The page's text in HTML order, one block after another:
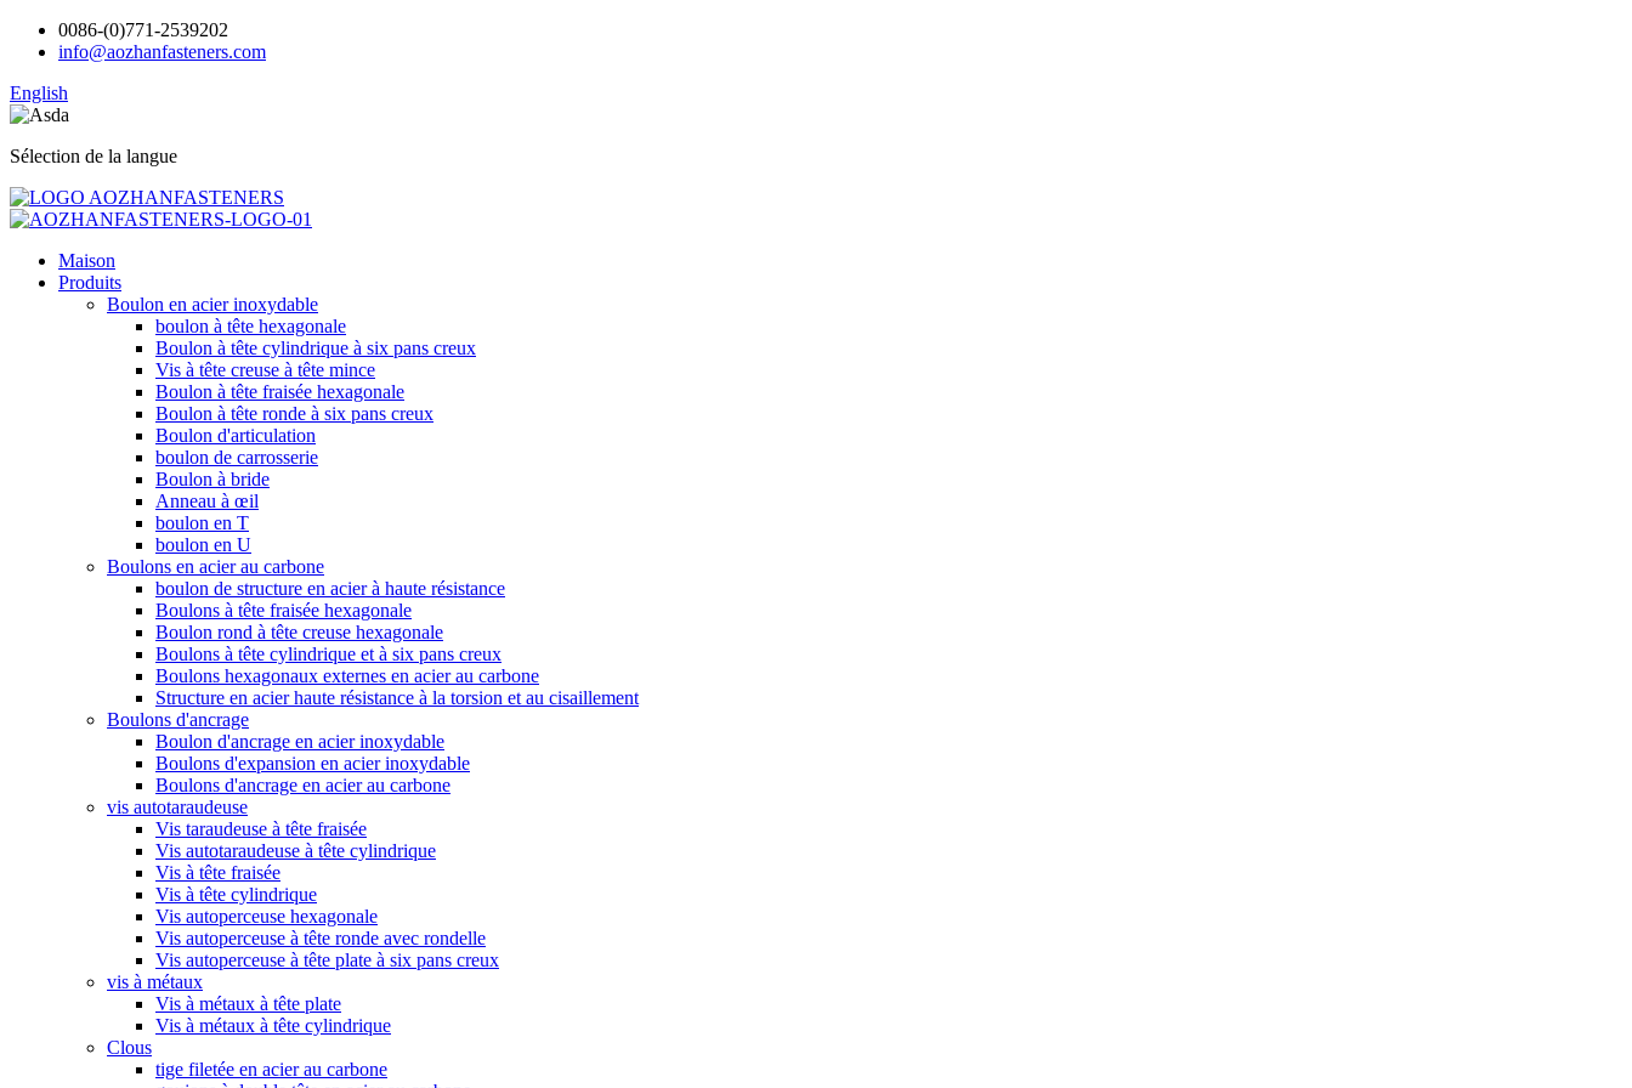
0086-(0)771-2539202
info@aozhanfasteners.com
English
Sélection de la langue
Maison
Produits
Boulon en acier inoxydable
boulon à tête hexagonale
Boulon à tête cylindrique à six pans creux
Vis à tête creuse à tête mince
Boulon à tête fraisée hexagonale
Boulon à tête ronde à six pans creux
Boulon d'articulation
boulon de carrosserie
Boulon à bride
Anneau à œil
boulon en T
boulon en U
Boulons en acier au carbone
boulon de structure en acier à haute résistance
Boulons à tête fraisée hexagonale
Boulon rond à tête creuse hexagonale
Boulons à tête cylindrique et à six pans creux
Boulons hexagonaux externes en acier au carbone
Structure en acier haute résistance à la torsion et au cisaillement
Boulons d'ancrage
Boulon d'ancrage en acier inoxydable
Boulons d'expansion en acier inoxydable
Boulons d'ancrage en acier au carbone
vis autotaraudeuse
Vis taraudeuse à tête fraisée
Vis autotaraudeuse à tête cylindrique
Vis à tête fraisée
Vis à tête cylindrique
Vis autoperceuse hexagonale
Vis autoperceuse à tête ronde avec rondelle
Vis autoperceuse à tête plate à six pans creux
vis à métaux
Vis à métaux à tête plate
Vis à métaux à tête cylindrique
Clous
tige filetée en acier au carbone